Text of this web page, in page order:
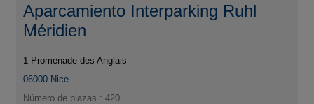
Aparcamiento Interparking Ruhl
Méridien
1 Promenade des Anglais
06000 Nice
Número de plazas : 420